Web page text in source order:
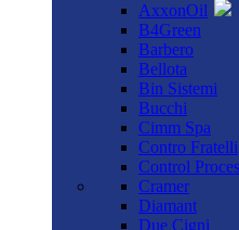
AxxonOil
B4Green
Barbero
Bellota
Bin Sistemi
Bucchi
Cimm Spa
Contro Fratelli
Control
Cramer
Diamant
Due Cigni